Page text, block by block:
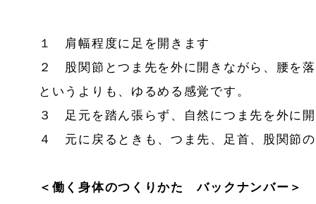
１ 肩幅程度に足を開きます
２ 股関節とつま先を外に開きながら、腰を
というよりも、ゆるめる感覚です。
３ 足元を踏ん張らず、自然につま先を外に
４ 元に戻るときも、つま先、足首、股関節
＜働く身体のつくりかた バックナンバー＞